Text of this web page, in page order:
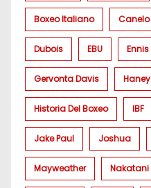
Boxeo Italiano Canelo
Dubois EBU Ennis
Gervonta Davis Haney
Historia Del Boxeo IBF
Jake Paul Joshua
Mayweather Nakatani